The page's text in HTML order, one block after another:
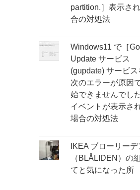
partition.］表示さ
合の対処法
Windows11 で［
Update サービス
(gupdate) サービス
次のエラーが原因
始できませんでした
イベントが表示さ
場合の対処法
IKEA ブローリーデ
（BLÅLIDEN）の
てと気になった所